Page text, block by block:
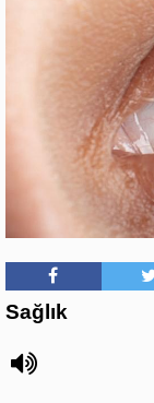
Sağlık